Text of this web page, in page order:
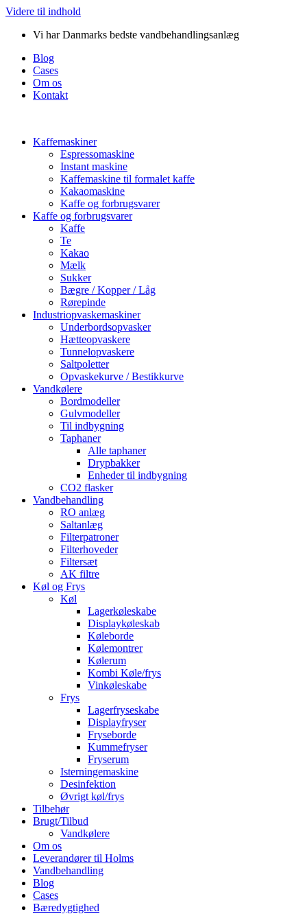
Videre til indhold
Vi har Danmarks bedste vandbehandlingsanlæg
Blog
Cases
Om os
Kontakt
Kaffemaskiner
Espressomaskine
Instant maskine
Kaffemaskine til formalet kaffe
Kakaomaskine
Kaffe og forbrugsvarer
Kaffe og forbrugsvarer
Kaffe
Te
Kakao
Mælk
Sukker
Bægre / Kopper / Låg
Rørepinde
Industriopvaskemaskiner
Underbordsopvasker
Hætteopvaskere
Tunnelopvaskere
Saltpoletter
Opvaskekurve / Bestikkurve
Vandkølere
Bordmodeller
Gulvmodeller
Til indbygning
Taphaner
Alle taphaner
Drypbakker
Enheder til indbygning
CO2 flasker
Vandbehandling
RO anlæg
Saltanlæg
Filterpatroner
Filterhoveder
Filtersæt
AK filtre
Køl og Frys
Køl
Lagerkøleskabe
Displaykøleskab
Køleborde
Kølemontrer
Kølerum
Kombi Køle/frys
Vinkøleskabe
Frys
Lagerfryseskabe
Displayfryser
Fryseborde
Kummefryser
Fryserum
Isterningemaskine
Desinfektion
Øvrigt køl/frys
Tilbehør
Brugt/Tilbud
Vandkølere
Om os
Leverandører til Holms
Vandbehandling
Blog
Cases
Bæredygtighed